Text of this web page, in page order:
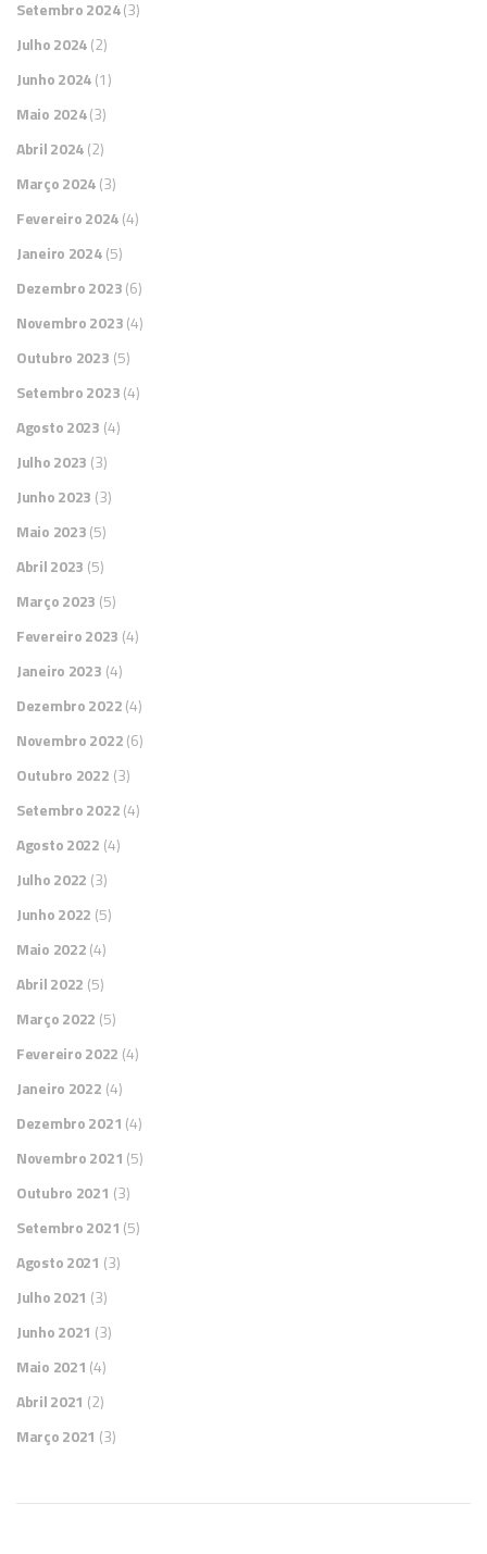
Setembro 2024(3)
Julho 2024(2)
Junho 2024(1)
Maio 2024(3)
Abril 2024(2)
Março 2024(3)
Fevereiro 2024(4)
Janeiro 2024(5)
Dezembro 2023(6)
Novembro 2023(4)
Outubro 2023 (5)
Setembro 2023(4)
Agosto 2023 (4)
Julho 2023 (3)
Junho 2023 (3)
Maio 2023(5)
Abril 2023 (5)
Março 2023 (5)
Fevereiro 2023 (4)
Janeiro 2023 (4)
Dezembro 2022(4)
Novembro 2022(6)
Outubro 2022 (3)
Setembro 2022(4)
Agosto 2022 (4)
Julho 2022 (3)
Junho 2022 (5)
Maio 2022(4)
Abril 2022 (5)
Março 2022 (5)
Fevereiro 2022 (4)
Janeiro 2022 (4)
Dezembro 2021 (4)
Novembro 2021 (5)
Outubro 2021 (3)
Setembro 2021 (5)
Agosto 2021 (3)
Julho 2021 (3)
Junho 2021 (3)
Maio 2021 (4)
Abril 2021 (2)
Março 2021 (3)